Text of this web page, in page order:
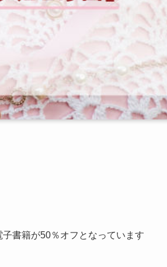
書籍が50％オフとなっています